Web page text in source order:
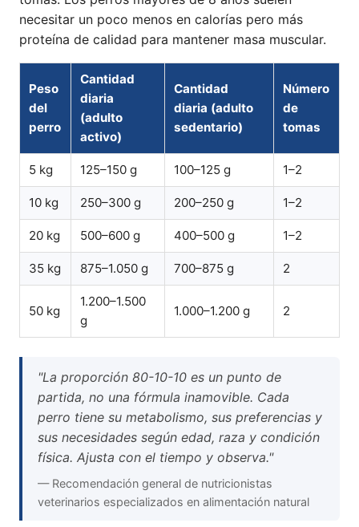
necesitar un poco menos en calorías pero más
proteína de calidad para mantener masa muscular.
Peso
del
perro
Cantidad
diaria
(adulto
activo)
Cantidad
diaria (adulto
sedentario)
Número
de
tomas
5 kg 125–150 g 100–125 g 1–2
10 kg 250–300 g 200–250 g 1–2
20 kg 500–600 g 400–500 g 1–2
35 kg 875–1.050 g 700–875 g 2
50 kg
1.200–1.500
g
1.000–1.200 g 2
"La proporción 80-10-10 es un punto de
partida, no una fórmula inamovible. Cada
perro tiene su metabolismo, sus preferencias y
sus necesidades según edad, raza y condición
física. Ajusta con el tiempo y observa."
— Recomendación general de nutricionistas
veterinarios especializados en alimentación natural